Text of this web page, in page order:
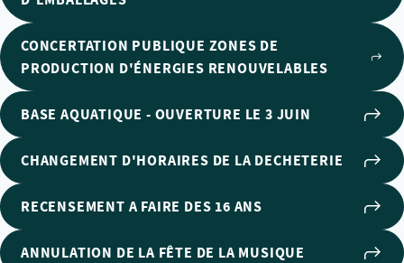
CONCERTATION PUBLIQUE ZONES DE
PRODUCTION D'ÉNERGIES RENOUVELABLES
BASE AQUATIQUE - OUVERTURE LE 3 JUIN
CHANGEMENT D'HORAIRES DE LA DECHETERIE
RECENSEMENT A FAIRE DES 16 ANS
ANNULATION DE LA FÊTE DE LA MUSIQUE